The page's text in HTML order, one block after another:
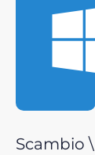
Scambio